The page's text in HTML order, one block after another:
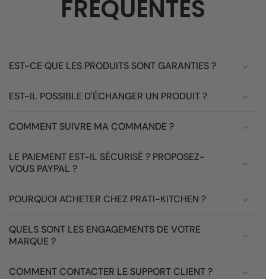
FREQUENTES
EST-CE QUE LES PRODUITS SONT GARANTIES ?
EST-IL POSSIBLE D'ÉCHANGER UN PRODUIT ?
COMMENT SUIVRE MA COMMANDE ?
LE PAIEMENT EST-IL SÉCURISÉ ? PROPOSEZ-
VOUS PAYPAL ?
POURQUOI ACHETER CHEZ PRATI-KITCHEN ?
QUELS SONT LES ENGAGEMENTS DE VOTRE
MARQUE ?
COMMENT CONTACTER LE SUPPORT CLIENT ?